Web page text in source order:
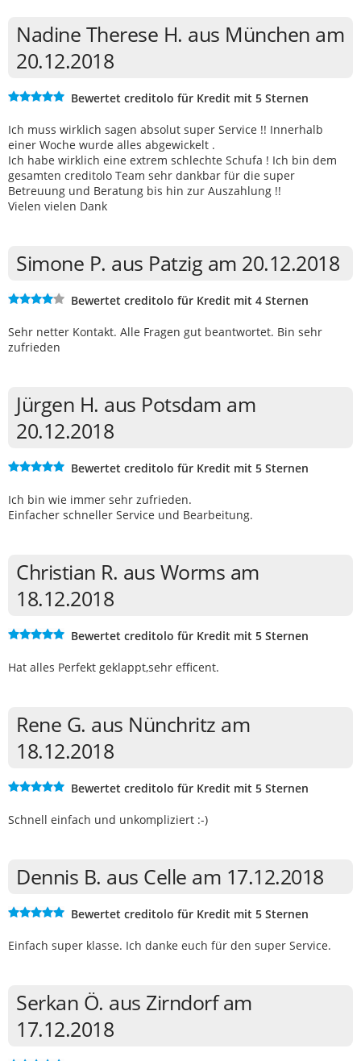
Nadine Therese H. aus München am
20.12.2018
Bewertet creditolo für Kredit mit 5 Sternen
Ich muss wirklich sagen absolut super Service !! Innerhalb
einer Woche wurde alles abgewickelt .
Ich habe wirklich eine extrem schlechte Schufa ! Ich bin dem
gesamten creditolo Team sehr dankbar für die super
Betreuung und Beratung bis hin zur Auszahlung !!
Vielen vielen Dank
Simone P. aus Patzig am 20.12.2018
Bewertet creditolo für Kredit mit 4 Sternen
Sehr netter Kontakt. Alle Fragen gut beantwortet. Bin sehr
zufrieden
Jürgen H. aus Potsdam am
20.12.2018
Bewertet creditolo für Kredit mit 5 Sternen
Ich bin wie immer sehr zufrieden.
Einfacher schneller Service und Bearbeitung.
Christian R. aus Worms am
18.12.2018
Bewertet creditolo für Kredit mit 5 Sternen
Hat alles Perfekt geklappt,sehr efficent.
Rene G. aus Nünchritz am
18.12.2018
Bewertet creditolo für Kredit mit 5 Sternen
Schnell einfach und unkompliziert :-)
Dennis B. aus Celle am 17.12.2018
Bewertet creditolo für Kredit mit 5 Sternen
Einfach super klasse. Ich danke euch für den super Service.
Serkan Ö. aus Zirndorf am
17.12.2018